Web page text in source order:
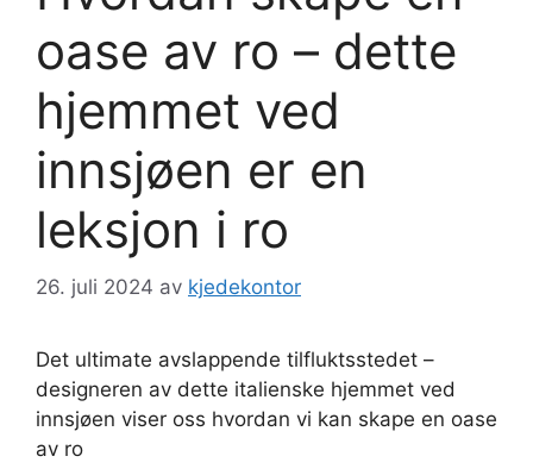
oase av ro – dette
hjemmet ved
innsjøen er en
leksjon i ro
26. juli 2024 av kjedekontor
Det ultimate avslappende tilfluktsstedet –
designeren av dette italienske hjemmet ved
innsjøen viser oss hvordan vi kan skape en oase
av ro